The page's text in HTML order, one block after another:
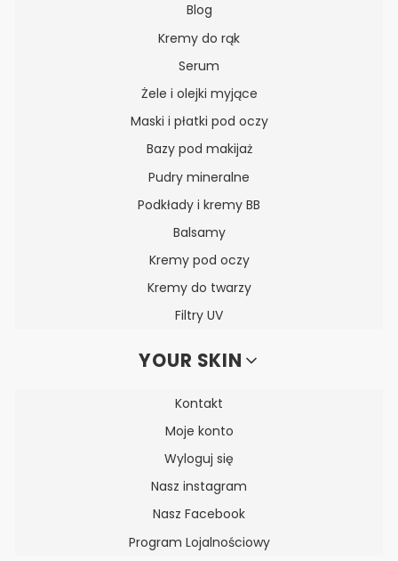
Blog
Kremy do rąk
Serum
Żele i olejki myjące
Maski i płatki pod oczy
Bazy pod makijaż
Pudry mineralne
Podkłady i kremy BB
Balsamy
Kremy pod oczy
Kremy do twarzy
Filtry UV
YOUR SKIN
Kontakt
Moje konto
Wyloguj się
Nasz instagram
Nasz Facebook
Program Lojalnościowy